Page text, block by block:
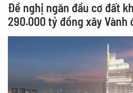
Đề nghị ngăn đầu cơ đất
290.000 tỷ đồng xây Vành